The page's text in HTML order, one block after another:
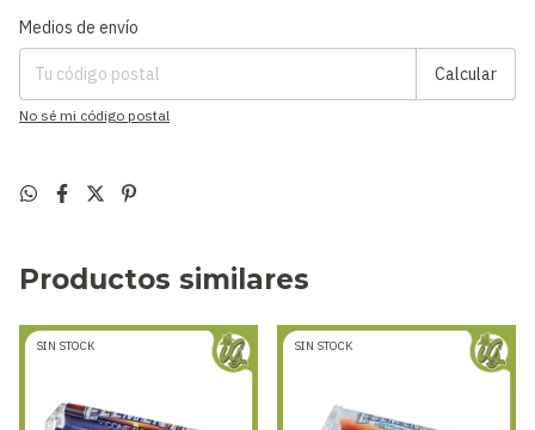
Entregas para el CP:
Medios de envío
Calcular
No sé mi código postal
Productos similares
SIN STOCK SIN STOCK